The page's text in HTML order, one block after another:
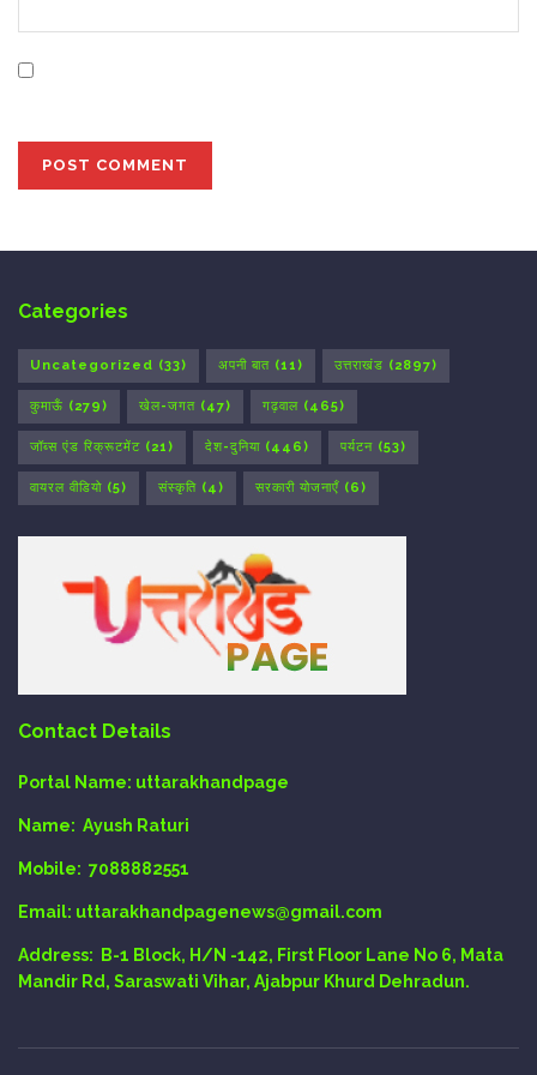
Categories
Uncategorized (33) अपनी बात (11) उत्तराखंड (2897)
कुमाऊँ (279) खेल-जगत (47) गढ़वाल (465)
जॉब्स एंड रिक्रूटमेंट (21) देश-दुनिया (446) पर्यटन (53)
वायरल वीडियो (5) संस्कृति (4) सरकारी योजनाएँ (6)
Contact Details
Portal Name: uttarakhandpage
Name: Ayush Raturi
Mobile: 7088882551
Email: uttarakhandpagenews@gmail.com
Address:
B-1 Block, H/N -142, First Floor Lane No 6, Mata
Mandir Rd, Saraswati Vihar, Ajabpur Khurd Dehradun.